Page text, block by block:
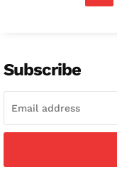
Company
Subscribe